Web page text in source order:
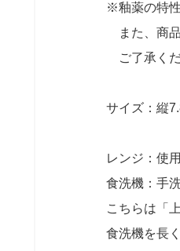
※釉薬の特
また、商品
ご了承くだ
サイズ：縦
レンジ：使
食洗機：手
こちらは「
食洗機を長